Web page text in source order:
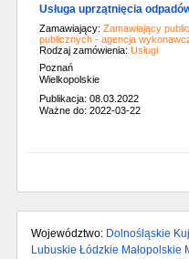
Usługa uprzątnięcia
Zamawiający: Zamawiający
publicznych - agencja
Rodzaj zamówienia: Usługi
Poznań
Wielkopolskie
Publikacja: 08.03.2022
Ważne do: 2022-03-22
Województwo: Dolnośląskie
Lubuskie Łódzkie Małopolskie